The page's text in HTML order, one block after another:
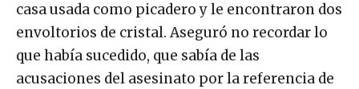
casa usada como picadero y le encontraron dos
envoltorios de cristal. Aseguró no recordar lo
que había sucedido, que sabía de las
acusaciones del asesinato por la referencia de